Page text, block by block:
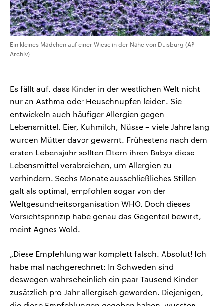
Ein kleines Mädchen auf einer Wiese in der Nähe von Duisburg (AP
Archiv)
Es fällt auf, dass Kinder in der westlichen Welt nicht
nur an Asthma oder Heuschnupfen leiden. Sie
entwickeln auch häufiger Allergien gegen
Lebensmittel. Eier, Kuhmilch, Nüsse – viele Jahre lang
wurden Mütter davor gewarnt. Frühestens nach dem
ersten Lebensjahr sollten Eltern ihren Babys diese
Lebensmittel verabreichen, um Allergien zu
verhindern. Sechs Monate ausschließliches Stillen
galt als optimal, empfohlen sogar von der
Weltgesundheitsorganisation WHO. Doch dieses
Vorsichtsprinzip habe genau das Gegenteil bewirkt,
meint Agnes Wold.
„Diese Empfehlung war komplett falsch. Absolut! Ich
habe mal nachgerechnet: In Schweden sind
deswegen wahrscheinlich ein paar Tausend Kinder
zusätzlich pro Jahr allergisch geworden. Diejenigen,